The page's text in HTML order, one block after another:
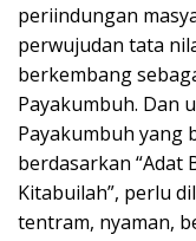
periindungan
perwujudan tata
berkembang
Payakumbuh. Dan
Payakumbuh yang
berdasarkan “Adat
Kitabuilah”, perlu
tentram, nyaman,